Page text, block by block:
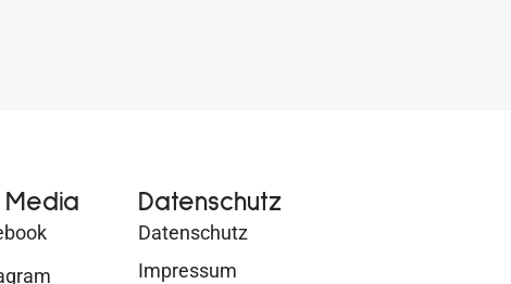
Datenschutz
Datenschutz
Impressum